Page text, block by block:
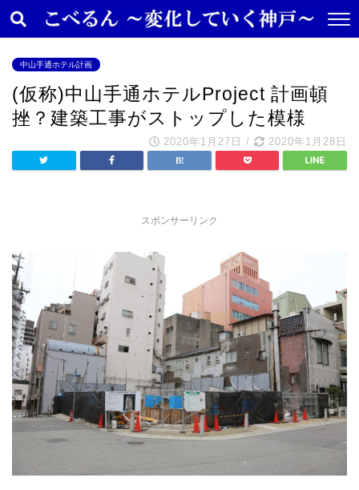
中山手通ホテル計画
(仮称)中山手通ホテルProject 計画頓
挫？建築工事がストップした模様
2020年1月27日 / 2020年1月28日
スポンサーリンク